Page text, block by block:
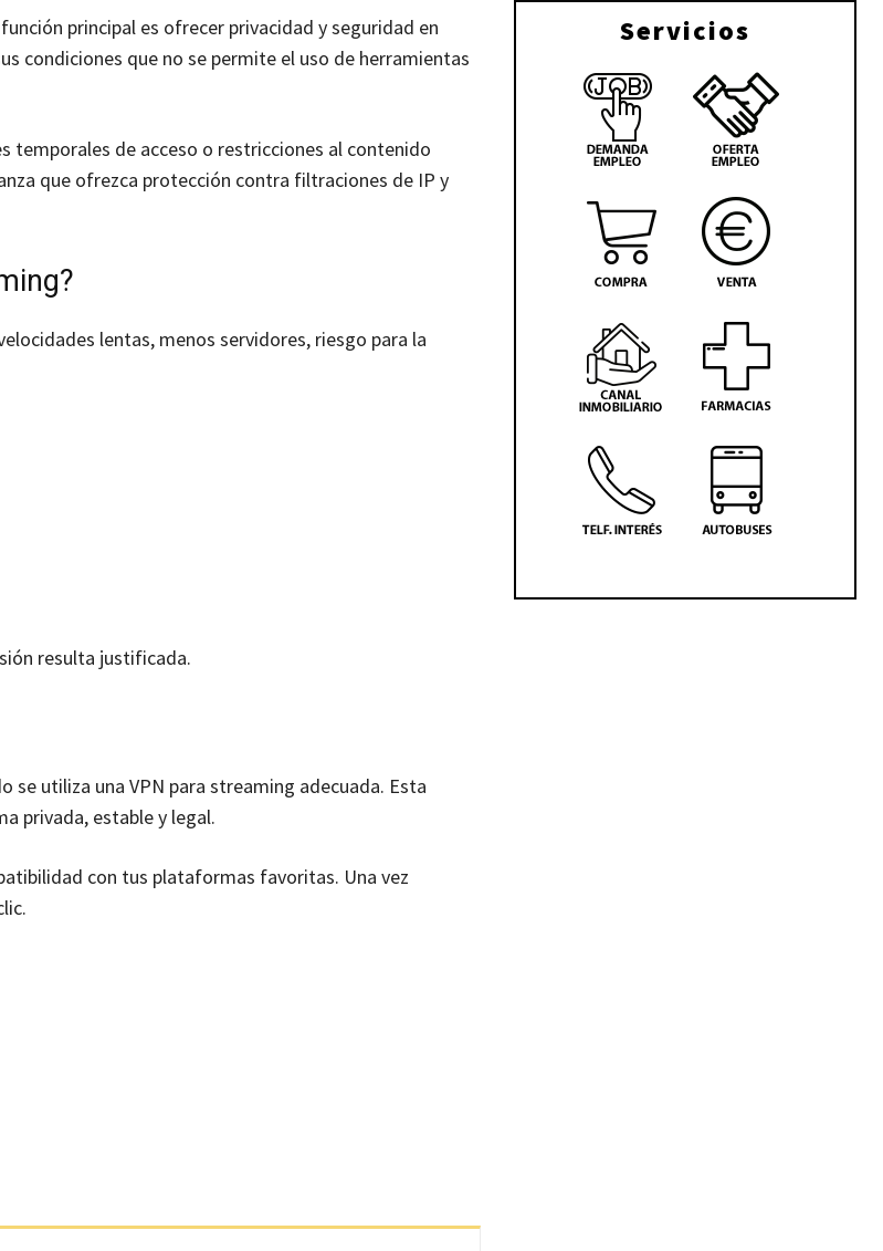
principal es ofrecer privacidad y seguridad en
condiciones que no se permite el uso de herramientas
temporales de acceso o restricciones al contenido
que ofrezca protección contra filtraciones de IP y
lentas, menos servidores, riesgo para la
resulta justificada.
se utiliza una VPN para streaming adecuada. Esta
privada, estable y legal.
con tus plataformas favoritas. Una vez
Servicios